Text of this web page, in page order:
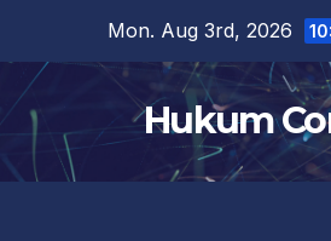
content
Mon. Aug 3rd, 2026
Hukum